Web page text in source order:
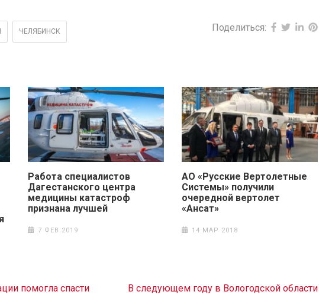
ЧЕЛЯБИНСК Поделиться:
Работа специалистов
Дагестанского центра
медицины катастроф
признана лучшей
7 ФЕВ 2019
АО «Русские Вертолетные
Системы» получили
очередной вертолет
«Ансат»
14 МАР 2018
помогла спасти
В следующем году в Вологодской области